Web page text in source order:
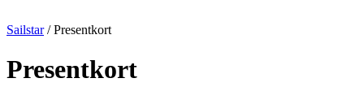
Sailstar/ Presentkort
Presentkort